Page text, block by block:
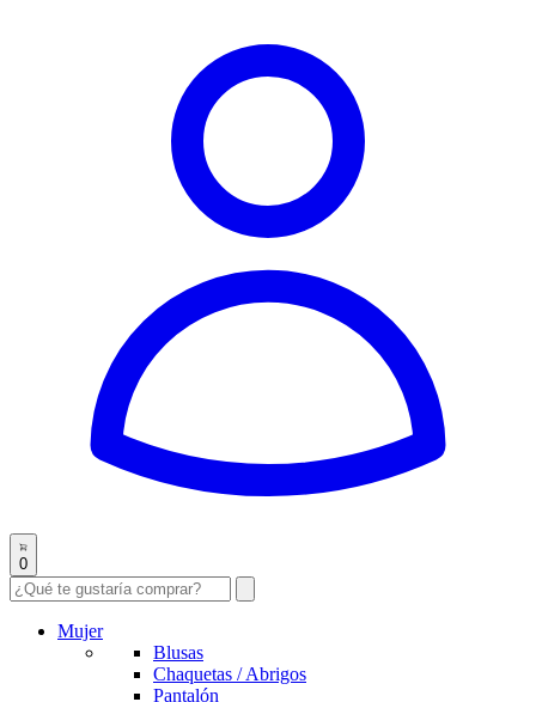
0
Mujer
Blusas
Chaquetas / Abrigos
Pantalón